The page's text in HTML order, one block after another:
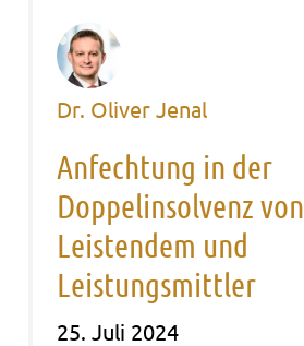
Dr. Oliver Jenal
Anfechtung in der
Doppelinsolvenz von
Leistendem und
Leistungsmittler
25. Juli 2024